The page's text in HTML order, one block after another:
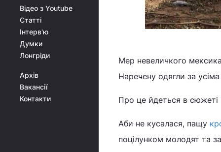
Відео з Youtube
Статті
Інтерв'ю
Думки
Лонгріди
Архів
Вакансії
Контакти
Мер невеличкого
Наречену одягли за
Про це йдеться в сюжеті
Аби не кусалася, пащу
поцілунком молодят та